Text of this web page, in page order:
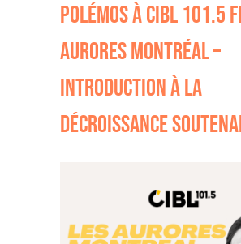
POLÉMOS À CIBL 101.5
AURORES MONTRÉAL –
INTRODUCTION À LA
DÉCROISSANCE